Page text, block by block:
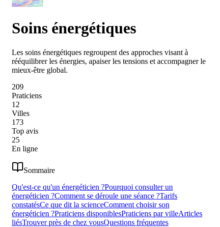
Soins énergétiques
Les soins énergétiques regroupent des approches visant à
rééquilibrer les énergies, apaiser les tensions et accompagner le
mieux-être global.
209
Praticiens
12
Villes
173
Top avis
25
En ligne
Sommaire
Qu'est-ce qu'un énergéticien ?Pourquoi consulter un
énergéticien ?Comment se déroule une séance ?Tarifs
constatésCe que dit la scienceComment choisir son
énergéticien ?Praticiens disponiblesPraticiens par villeArticles
liésTrouver près de chez vousQuestions fréquentes